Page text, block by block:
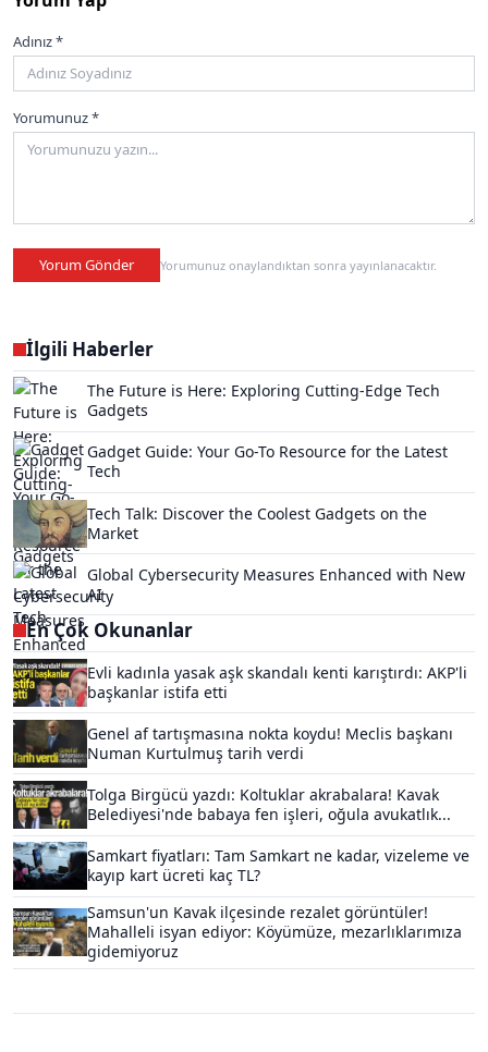
Adınız *
Yorumunuz *
Yorum Gönder Yorumunuz onaylandıktan sonra yayınlanacaktır.
İlgili Haberler
The Future is Here: Exploring Cutting-Edge Tech
Gadgets
Gadget Guide: Your Go-To Resource for the Latest
Tech
Tech Talk: Discover the Coolest Gadgets on the
Market
Global Cybersecurity Measures Enhanced with New
AI
En Çok Okunanlar
Evli kadınla yasak aşk skandalı kenti karıştırdı: AKP'li
başkanlar istifa etti
Genel af tartışmasına nokta koydu! Meclis başkanı
Numan Kurtulmuş tarih verdi
Tolga Birgücü yazdı: Koltuklar akrabalara! Kavak
Belediyesi'nde babaya fen işleri, oğula avukatlık...
Samkart fiyatları: Tam Samkart ne kadar, vizeleme ve
kayıp kart ücreti kaç TL?
Samsun'un Kavak ilçesinde rezalet görüntüler!
Mahalleli isyan ediyor: Köyümüze, mezarlıklarımıza
gidemiyoruz